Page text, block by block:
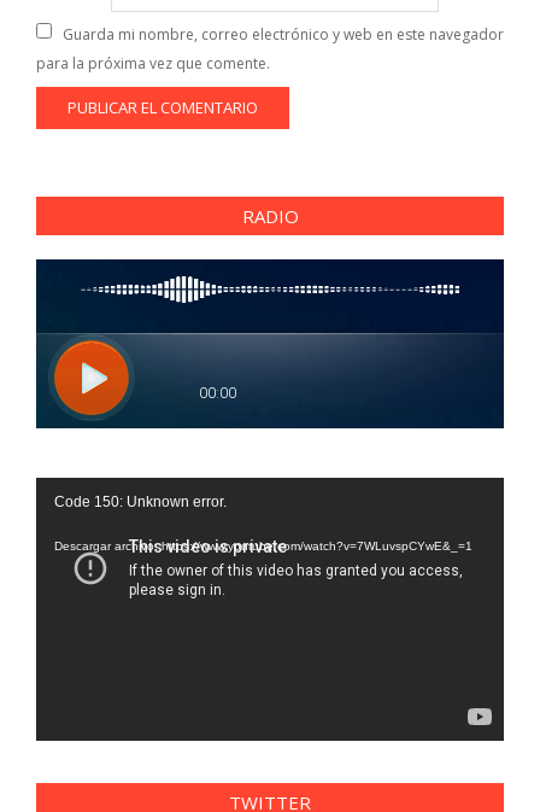
Guarda mi nombre, correo electrónico y web en este navegador
para la próxima vez que comente.
RADIO
Reproductor
vídeo
Code 150: Unknown error.
Descargar archivo: https://www.youtube.com/watch?v=7WLuvspCYwE&_=1
TWITTER